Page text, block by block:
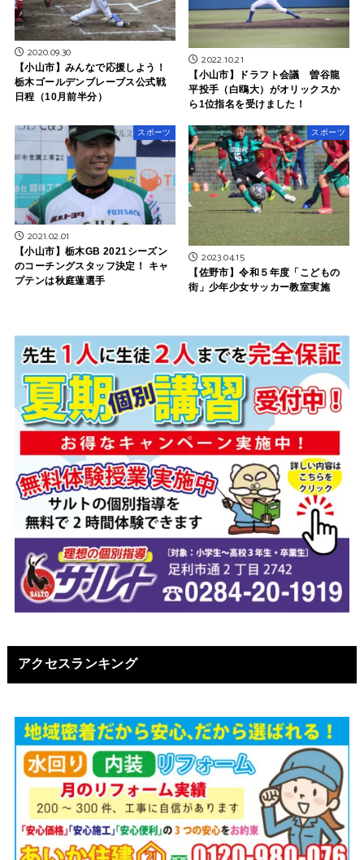
2020.09.30
【小山市】みんなで応援しよう！
栃木ゴールデンブレーブス公式戦
日程（10月前半分）
2022.10.21
【小山市】ドラフト会議 曽谷龍
平投手（白鴎大）がオリックスか
ら1位指名を受けました！
スポーツ
2021.02.01
【小山市】栃木GB 2021シーズン
のコーチングスタッフ決定！ キャ
プテンは秋庭蓮選手
スポーツ
2023.04.15
【佐野市】令和５年度「こどもの
街」少年少女サッカー教室実施
アクセスランキング